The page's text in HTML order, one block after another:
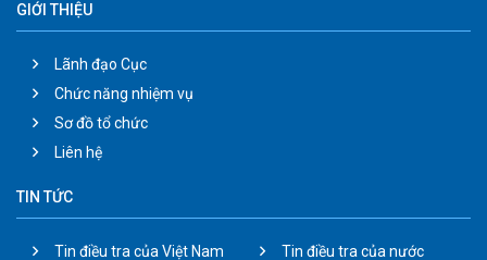
GIỚI THIỆU
Lãnh đạo Cục
Chức năng nhiệm vụ
Sơ đồ tổ chức
Liên hệ
TIN TỨC
Tin điều tra của Việt Nam Tin điều tra của nước